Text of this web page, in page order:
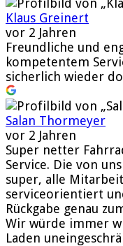
Klaus Greinert
vor 2 Jahren
Freundliche und
kompetentem
sicherlich wieder
Salan Thormeyer
vor 2 Jahren
Super netter
Service. Die von
super, alle
serviceorientiert
Rückgabe genau
Wir würde immer
Laden